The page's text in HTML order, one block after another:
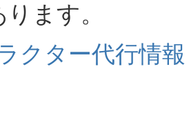
ます。
クター代行情報